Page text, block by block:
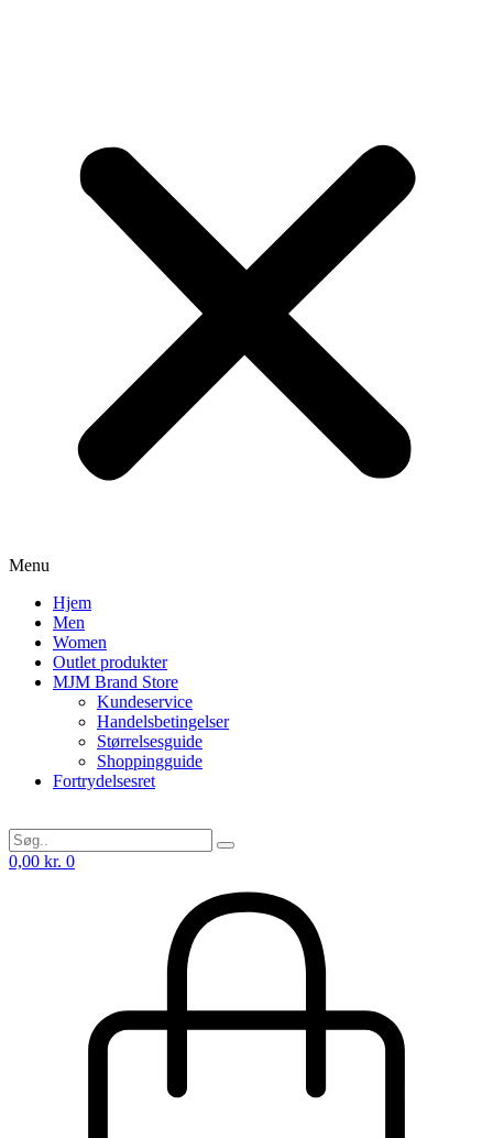
Menu
Hjem
Men
Women
Outlet produkter
MJM Brand Store
Kundeservice
Handelsbetingelser
Størrelsesguide
Shoppingguide
Fortrydelsesret
0,00 kr. 0